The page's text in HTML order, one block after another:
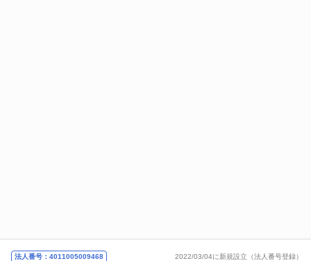
法人番号：4011005009468 2022/03/04に新規設立（法人番号登録）